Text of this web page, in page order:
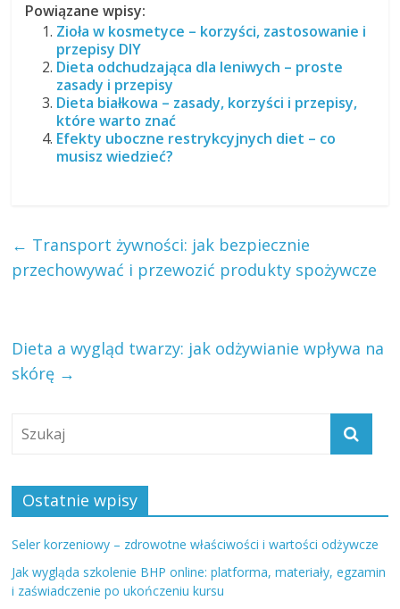
Powiązane wpisy:
Zioła w kosmetyce – korzyści, zastosowanie i
przepisy DIY
Dieta odchudzająca dla leniwych – proste
zasady i przepisy
Dieta białkowa – zasady, korzyści i przepisy,
które warto znać
Efekty uboczne restrykcyjnych diet – co
musisz wiedzieć?
← Transport żywności: jak bezpiecznie
przechowywać i przewozić produkty spożywcze
Dieta a wygląd twarzy: jak odżywianie wpływa na
skórę →
Ostatnie wpisy
Seler korzeniowy – zdrowotne właściwości i wartości odżywcze
Jak wygląda szkolenie BHP online: platforma, materiały, egzamin
i zaświadczenie po ukończeniu kursu